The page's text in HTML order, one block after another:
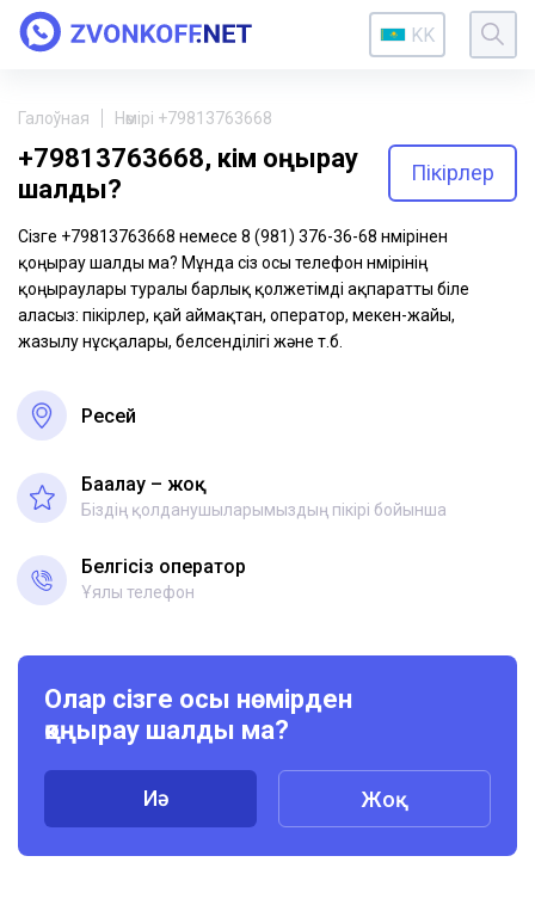
KK
Галоўная Нөмірі +79813763668
+79813763668, кім қоңырау
шалды?
Пікірлер
Сізге +79813763668 немесе 8 (981) 376-36-68 нөмірінен
қоңырау шалды ма? Мұнда сіз осы телефон нөмірінің
қоңыраулары туралы барлық қолжетімді ақпаратты біле
аласыз: пікірлер, қай аймақтан, оператор, мекен-жайы,
жазылу нұсқалары, белсенділігі және т.б.
Ресей
Бағалау – жоқ
Біздің қолданушыларымыздың пікірі бойынша
Белгісіз оператор
Ұялы телефон
Олар сізге осы нөмірден
қоңырау шалды ма?
Иә Жоқ